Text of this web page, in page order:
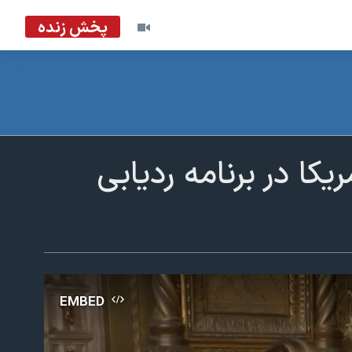
پخش زنده
در برنامه ردیابی
EMBED